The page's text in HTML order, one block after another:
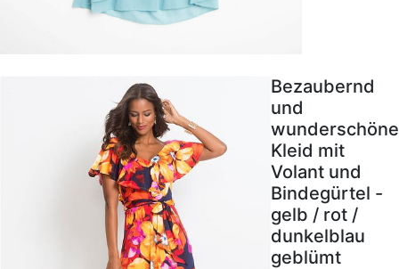
Bezaubernd
und
wunderschöne
Kleid mit
Volant und
Bindegürtel -
gelb / rot /
dunkelblau
geblümt